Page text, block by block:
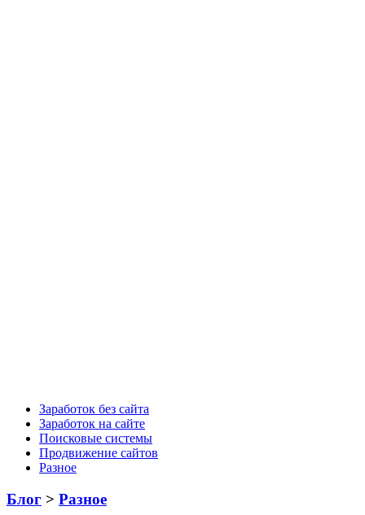
Заработок без сайта
Заработок на сайте
Поисковые системы
Продвижение сайтов
Разное
Блог > Разное